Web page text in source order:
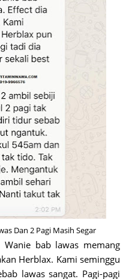
Dan 2 Pagi Masih Segar
Wanie bab lawas memang
Herblax. Kami seminggu
lawas sangat. Pagi-pagi